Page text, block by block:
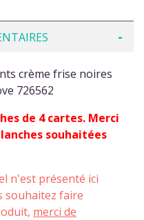
crème frise noires
726562
de 4 cartes. Merci
souhaitées
n'est présenté ici
souhaitez faire
merci de